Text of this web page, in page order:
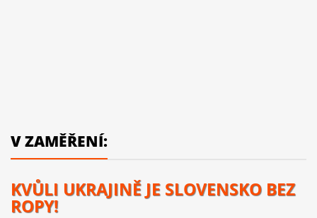
V ZAMĚŘENÍ:
KVŮLI UKRAJINĚ JE SLOVENSKO BEZ
ROPY!